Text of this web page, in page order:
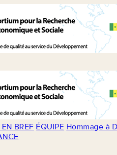
BREF ÉQUIPE Hommage à